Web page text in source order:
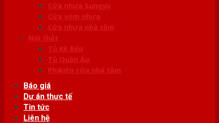
Cửa nhựa Sungyu
Cửa vòm nhựa
Cửa nhựa nhà tắm
Nội thất
Tủ Kệ Bếp
Tủ Quần Áo
Phụ kiện cửa nhà tắm
Báo giá
Dự án thực tế
Tin tức
Liên hệ